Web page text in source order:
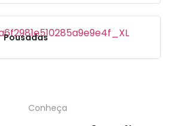
Pousadas
Conheça